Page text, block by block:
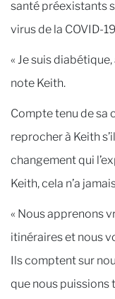
santé préexistants
virus de la COVID-
« Je suis
note Keith.
Compte tenu de sa
reprocher à Keith
changement qui
Keith, cela n’a
« Nous apprenons
itinéraires et nous
Ils comptent sur
que nous puissions